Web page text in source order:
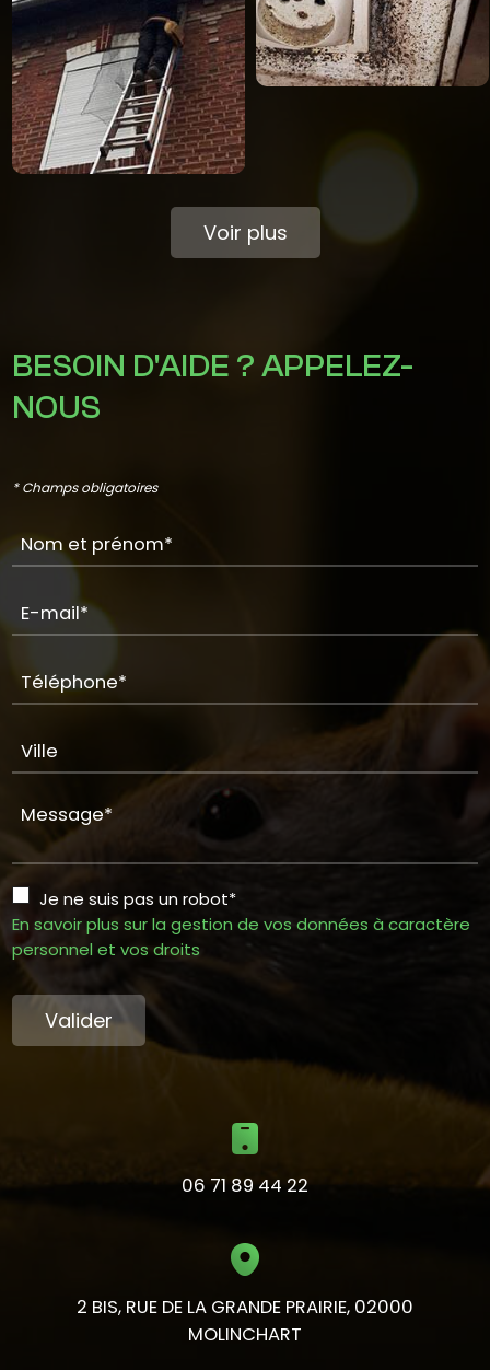
Voir plus
BESOIN D'AIDE ? APPELEZ-
NOUS
* Champs obligatoires
Nom et prénom*
E-mail*
Téléphone*
Ville
Message*
Je ne suis pas un robot*
En savoir plus sur la gestion de vos données à caractère
personnel et vos droits
Valider
06 71 89 44 22
2 BIS, RUE DE LA GRANDE PRAIRIE, 02000
MOLINCHART